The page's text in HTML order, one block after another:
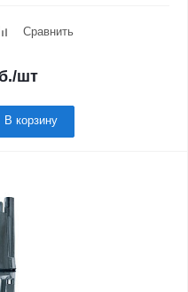
Сравнить
/шт
В корзину